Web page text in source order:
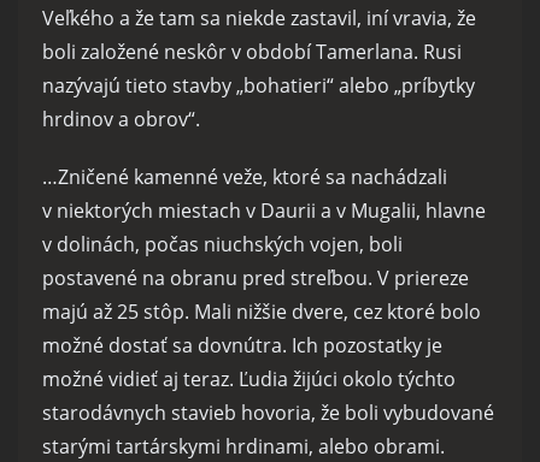
Veľkého a že tam sa niekde zastavil, iní vravia, že
boli založené neskôr v období Tamerlana. Rusi
nazývajú tieto stavby „bohatieri“ alebo „príbytky
hrdinov a obrov“.
…Zničené kamenné veže, ktoré sa nachádzali
v niektorých miestach v Daurii a v Mugalii, hlavne
v dolinách, počas niuchských vojen, boli
postavené na obranu pred streľbou. V priereze
majú až 25 stôp. Mali nižšie dvere, cez ktoré bolo
možné dostať sa dovnútra. Ich pozostatky je
možné vidieť aj teraz. Ľudia žijúci okolo týchto
starodávnych stavieb hovoria, že boli vybudované
starými tartárskymi hrdinami, alebo obrami.